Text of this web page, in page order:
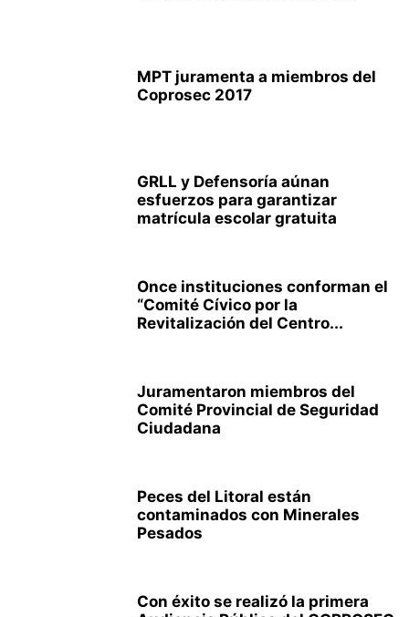
MPT juramenta a miembros del
Coprosec 2017
GRLL y Defensoría aúnan
esfuerzos para garantizar
matrícula escolar gratuita
Once instituciones conforman el
“Comité Cívico por la
Revitalización del Centro...
Juramentaron miembros del
Comité Provincial de Seguridad
Ciudadana
Peces del Litoral están
contaminados con Minerales
Pesados
Con éxito se realizó la primera